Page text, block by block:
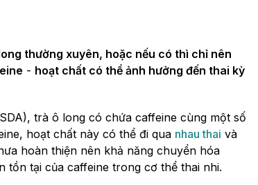
thường xuyên, hoặc nếu có thì chỉ nên
- hoạt chất có thể ảnh hưởng đến thai kỳ
trà ô long có chứa caffeine cùng một số
hoạt chất này có thể đi qua nhau thai và
hoàn thiện nên khả năng chuyển hóa
tồn tại của caffeine trong cơ thể thai nhi.